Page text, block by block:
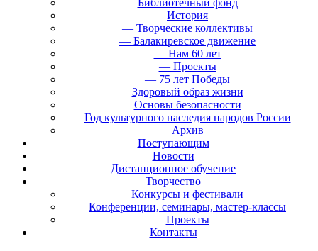
Библиотечный фонд
История
— Творческие коллективы
— Балакиревское движение
— Нам 60 лет
— Проекты
— 75 лет Победы
Здоровый образ жизни
Основы безопасности
Год культурного наследия народов России
Архив
Поступающим
Новости
Дистанционное обучение
Творчество
Конкурсы и фестивали
Конференции, семинары, мастер-классы
Проекты
Контакты